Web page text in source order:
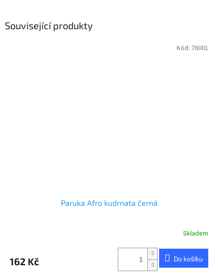
Související produkty
Paruka Afro kudrnata černá
je
Skladem
162 Kč Do košíku
Kód: 76001